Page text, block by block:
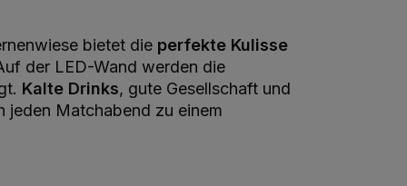
bietet die perfekte Kulisse
der LED-Wand werden die
Kalte Drinks, gute Gesellschaft und
jeden Matchabend zu einem